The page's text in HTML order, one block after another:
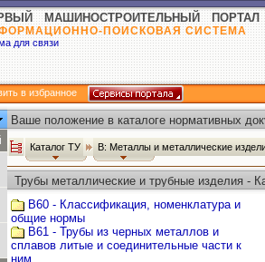
МАШИНОСТРОИТЕЛЬНЫЙ ПОРТАЛ
ПОИСКОВАЯ СИСТЕМА
для связи
в избранное
Ваше положение в каталоге нормативных
Каталог ТУ В: Металлы и металлические
Трубы металлические и трубные изделия -
В60 - Классификация, номенклатура и
общие нормы
В61 - Трубы из черных металлов и
сплавов литые и соединительные части к
ним